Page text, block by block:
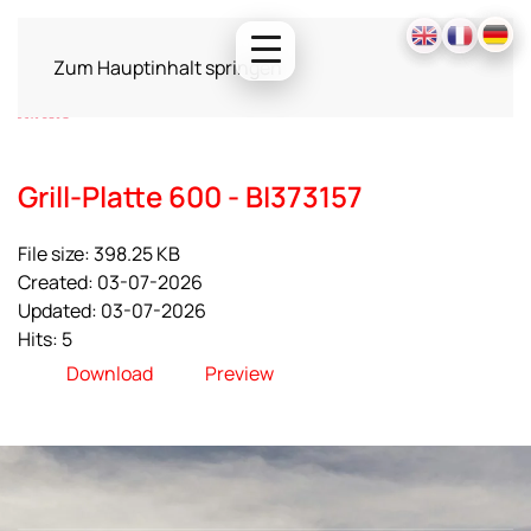
Zum Hauptinhalt springen
Grill-Platte 600 - BI373157
File size: 398.25 KB
Created: 03-07-2026
Updated: 03-07-2026
Hits: 5
Download
Preview